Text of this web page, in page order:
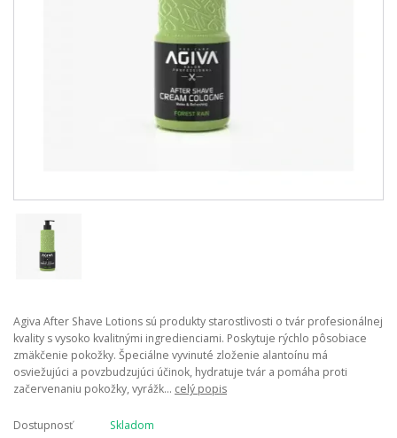
Agiva After Shave Lotions sú produkty starostlivosti o tvár profesionálnej
kvality s vysoko kvalitnými ingredienciami. Poskytuje rýchlo pôsobiace
zmäkčenie pokožky. Špeciálne vyvinuté zloženie alantoínu má
osviežujúci a povzbudzujúci účinok, hydratuje tvár a pomáha proti
začervenaniu pokožky, vyrážk... celý popis
Dostupnosť Skladom